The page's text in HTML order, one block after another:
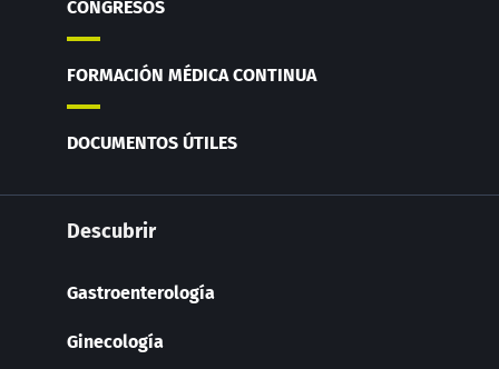
CONGRESOS
FORMACIÓN MÉDICA CONTINUA
DOCUMENTOS ÚTILES
Descubrir
Gastroenterología
Ginecología